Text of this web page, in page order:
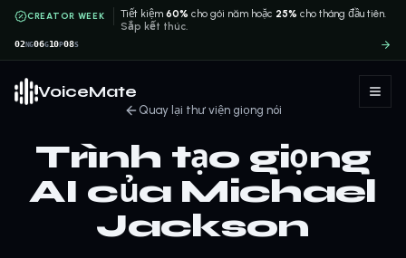
CREATOR WEEK Tiết kiệm60% cho gói năm hoặc 25% cho tháng đầu tiên.
Sắp kết thúc.
02NG06G10P08S
VoiceMate
Quay lại thư viện giọng nói
Trình tạo giọng
AI của Michael
Jackson